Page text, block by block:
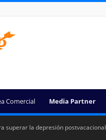
Comercial Media Partner
superar la depresión postvacacional